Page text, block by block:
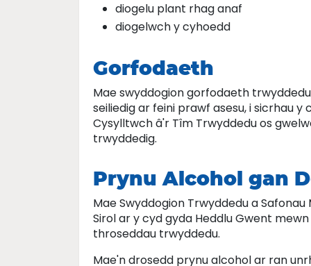
diogelu plant rhag anaf
diogelwch y cyhoedd
Gorfodaeth
Mae swyddogion gorfodaeth
seiliedig ar feini prawf asesu, i sicrhau
Cysylltwch â'r Tîm Trwyddedu os
trwyddedig.
Prynu Alcohol gan
Mae Swyddogion Trwyddedu a
Sirol ar y cyd gyda Heddlu Gwent
throseddau trwyddedu.
Mae'n drosedd prynu alcohol ar ran